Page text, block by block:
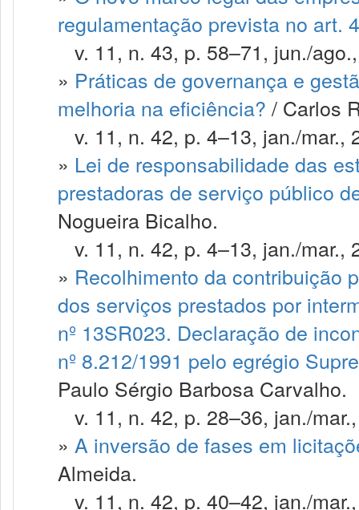
regulamentação prevista no art.
v. 11, n. 43, p. 58–71, jun./
» Práticas de governança e
melhoria na eficiência? / Carlos
v. 11, n. 42, p. 4–13, jan./mar.,
» Lei de responsabilidade das
prestadoras de serviço público
Nogueira Bicalho.
v. 11, n. 42, p. 4–13, jan./mar.,
» Recolhimento da contribuição
dos serviços prestados por
nº 13SR023. Declaração de
nº 8.212/1991 pelo egrégio
Paulo Sérgio Barbosa Carvalho.
v. 11, n. 42, p. 28–36, jan./
» A inversão de fases em
Almeida.
v. 11, n. 42, p. 40–42, jan./